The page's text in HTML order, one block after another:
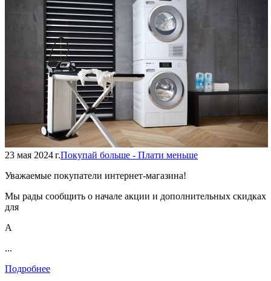
23 мая 2024 г.Покупай больше - Плати меньше
Уважаемые покупатели интернет-магазина!
Мы рады сообщить о начале акции и дополнительных скидках
для
А
...
Подробнее